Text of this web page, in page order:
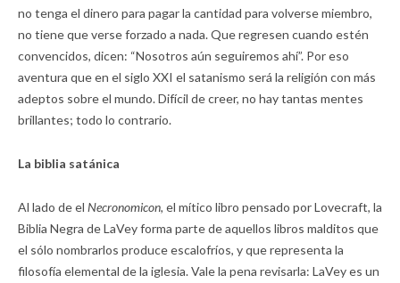
no tenga el dinero para pagar la cantidad para volverse miembro,
no tiene que verse forzado a nada. Que regresen cuando estén
convencidos, dicen: “Nosotros aún seguiremos ahí”. Por eso
aventura que en el siglo XXI el satanismo será la religión con más
adeptos sobre el mundo. Difícil de creer, no hay tantas mentes
brillantes; todo lo contrario.
La biblia satánica
Al lado de el Necronomicon, el mítico libro pensado por Lovecraft, la
Biblia Negra de LaVey forma parte de aquellos libros malditos que
el sólo nombrarlos produce escalofríos, y que representa la
filosofía elemental de la iglesia. Vale la pena revisarla: LaVey es un